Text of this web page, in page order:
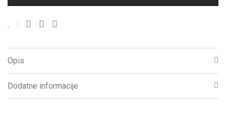
Opis
Dodatne informacije